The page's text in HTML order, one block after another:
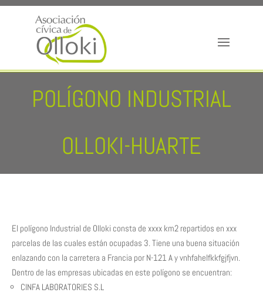
POLÍGONO INDUSTRIAL
OLLOKI-HUARTE
El polígono Industrial de Olloki consta de xxxx km2 repartidos en xxx
parcelas de las cuales están ocupadas 3. Tiene una buena situación
enlazando con la carretera a Francia por N-121 A y vnhfahelfkkfgjfjvn.
Dentro de las empresas ubicadas en este polígono se encuentran:
CINFA LABORATORIES S.L